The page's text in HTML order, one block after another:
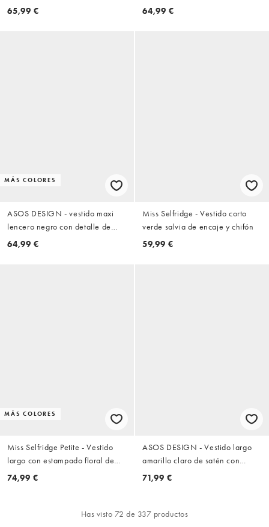
estilo babydoll de tirantes de
65,99 €
con detalle de encaje de ASOS
64,99 €
MÁS COLORES
ASOS DESIGN - vestido maxi
lencero negro con detalle de
encaje y botones delanteros
64,99 €
Miss Selfridge - Vestido corto
verde salvia de encaje y chifón
59,99 €
MÁS COLORES
Miss Selfridge Petite - Vestido
largo con estampado floral de
chifón
74,99 €
ASOS DESIGN - Vestido largo
amarillo claro de satén con
cuello de pico y detalle de
71,99 €
Has visto 72 de 337 productos